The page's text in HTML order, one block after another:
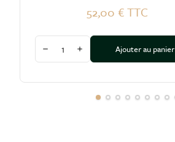
52,00 €TTC
Diminuer la quantité
Augmenter la quantité
Ajouter au panier